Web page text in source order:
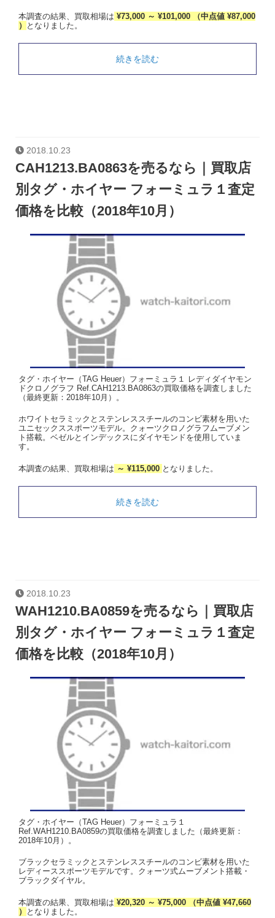
本調査の結果、買取相場は ¥73,000 ～ ¥101,000 （中点値 ¥87,000
）
となりました。
続きを読む
2018.10.23
CAH1213.BA0863を売るなら｜買取店
別タグ・ホイヤー フォーミュラ１査定
価格を比較（2018年10月）
タグ・ホイヤー（TAG Heuer）フォーミュラ１ レディダイヤモン
ドクロノグラフ Ref.CAH1213.BA0863の買取価格を調査しました
（最終更新：2018年10月）。
ホワイトセラミックとステンレススチールのコンビ素材を用いた
ユニセックススポーツモデル。クォーツクロノグラフムーブメン
ト搭載。ベゼルとインデックスにダイヤモンドを使用していま
す。
本調査の結果、買取相場は ～ ¥115,000 となりました。
続きを読む
2018.10.23
WAH1210.BA0859を売るなら｜買取店
別タグ・ホイヤー フォーミュラ１査定
価格を比較（2018年10月）
タグ・ホイヤー（TAG Heuer）フォーミュラ１
Ref.WAH1210.BA0859の買取価格を調査しました（最終更新：
2018年10月）。
ブラックセラミックとステンレススチールのコンビ素材を用いた
レディーススポーツモデルです。クォーツ式ムーブメント搭載・
ブラックダイヤル。
本調査の結果、買取相場は ¥20,320 ～ ¥75,000 （中点値 ¥47,660
）
となりました。